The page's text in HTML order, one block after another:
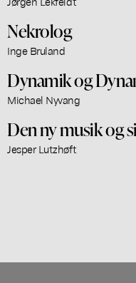
Nekrolog
Inge Bruland
Dynamik og
Michael Nyvang
Den ny musik og
Jesper Lutzhøft